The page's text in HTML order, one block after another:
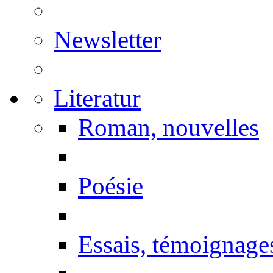
Newsletter
Literatur
Roman, nouvelles
Poésie
Essais,